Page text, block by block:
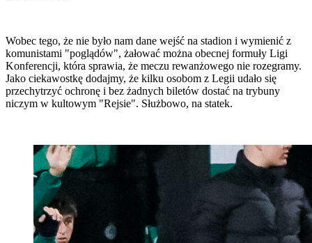
Wobec tego, że nie było nam dane wejść na stadion i wymienić z
komunistami "poglądów", żałować można obecnej formuły Ligi
Konferencji, która sprawia, że meczu rewanżowego nie rozegramy.
Jako ciekawostkę dodajmy, że kilku osobom z Legii udało się
przechytrzyć ochronę i bez żadnych biletów dostać na trybuny
niczym w kultowym "Rejsie". Służbowo, na statek.